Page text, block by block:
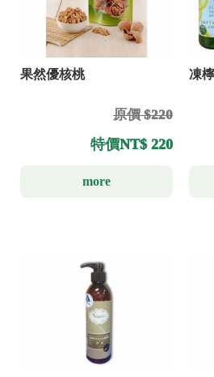
果然優核桃
原價 $220
特價NT$ 220
more
凍